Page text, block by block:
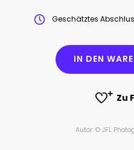
Geschätztes
IN DEN
Zu
Autor: © JFL